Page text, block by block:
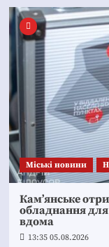
Mіські новини
Кам’янське
обладнання
вдома
13:35 05.08.2026